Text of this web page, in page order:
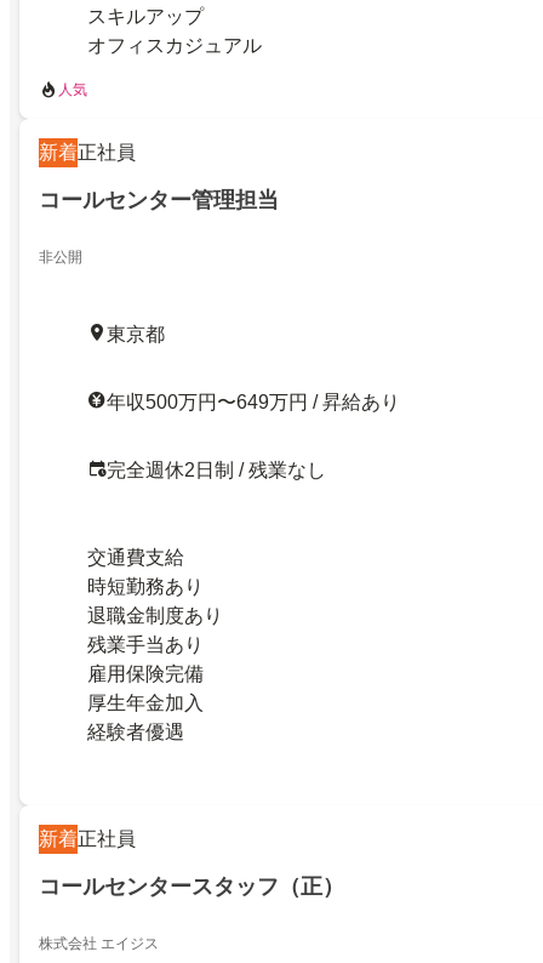
スキルアップ
オフィスカジュアル
人気
新着正社員
コールセンター管理担当
非公開
東京都
年収500万円〜649万円 / 昇給あり
完全週休2日制 / 残業なし
交通費支給
時短勤務あり
退職金制度あり
残業手当あり
雇用保険完備
厚生年金加入
経験者優遇
新着正社員
コールセンタースタッフ（正）
株式会社 エイジス